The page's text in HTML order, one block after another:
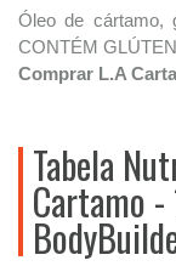
Óleo de cártamo,
CONTÉM
Comprar L.A
Tabela
Cartamo -